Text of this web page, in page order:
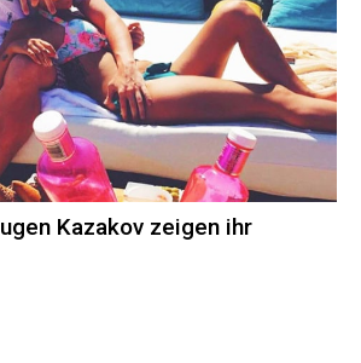
Kazakov zeigen ihr